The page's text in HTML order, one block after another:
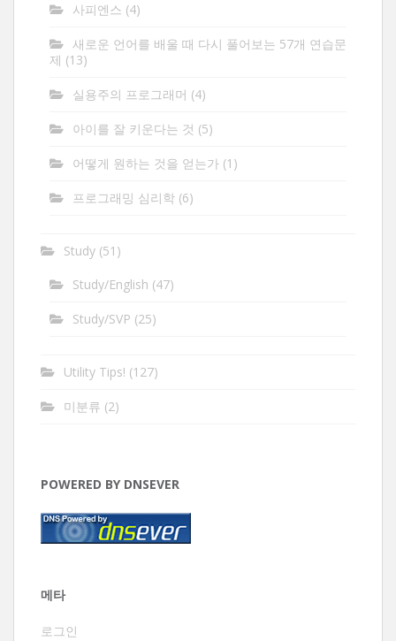
사피엔스 (4)
새로운 언어를 배울 때 다시 풀어보는 57개 연습문
제 (13)
실용주의 프로그래머 (4)
아이를 잘 키운다는 것 (5)
어떻게 원하는 것을 얻는가 (1)
프로그래밍 심리학 (6)
Study (51)
Study/English (47)
Study/SVP (25)
Utility Tips! (127)
미분류 (2)
POWERED BY DNSEVER
메타
로그인